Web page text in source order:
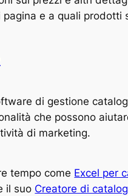
e a quali prodotti
di gestione
che possono
di marketing.
tempo come Excel per
il suo Creatore di